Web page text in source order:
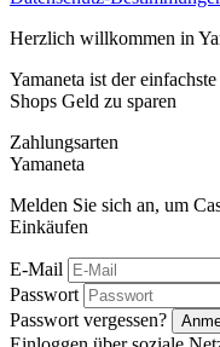
Herzlich willkommen in Ya
Yamaneta ist der
Shops Geld zu sparen
Zahlungsarten
Yamaneta
Melden Sie sich an, um
Einkäufen
E-Mail
Passwort
Passwort vergessen?